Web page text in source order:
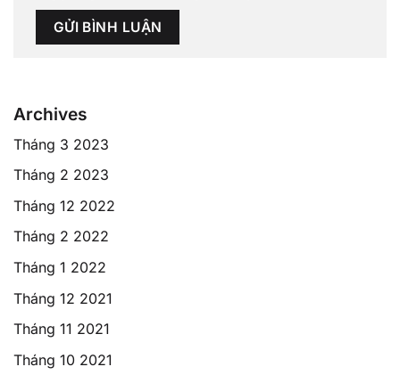
Archives
Tháng 3 2023
Tháng 2 2023
Tháng 12 2022
Tháng 2 2022
Tháng 1 2022
Tháng 12 2021
Tháng 11 2021
Tháng 10 2021